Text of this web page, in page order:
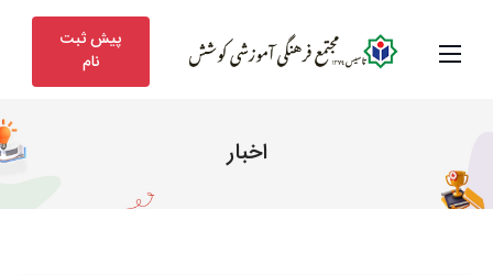
پیش ثبت
نام
اخبار